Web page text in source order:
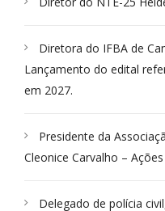
Diretora do IFBA de
Lançamento do edital
em 2027.
Presidente da
Cleonice Carvalho –
Delegado de polícia